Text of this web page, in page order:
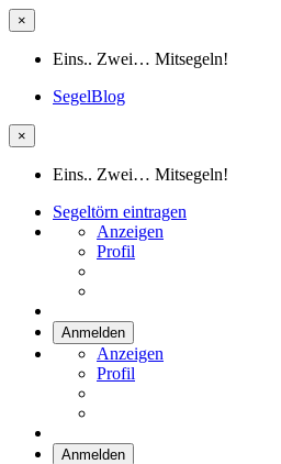
×
Eins.. Zwei… Mitsegeln!
SegelBlog
×
Eins.. Zwei… Mitsegeln!
Segeltörn eintragen
Anzeigen
Profil
Anmelden
Anzeigen
Profil
Anmelden